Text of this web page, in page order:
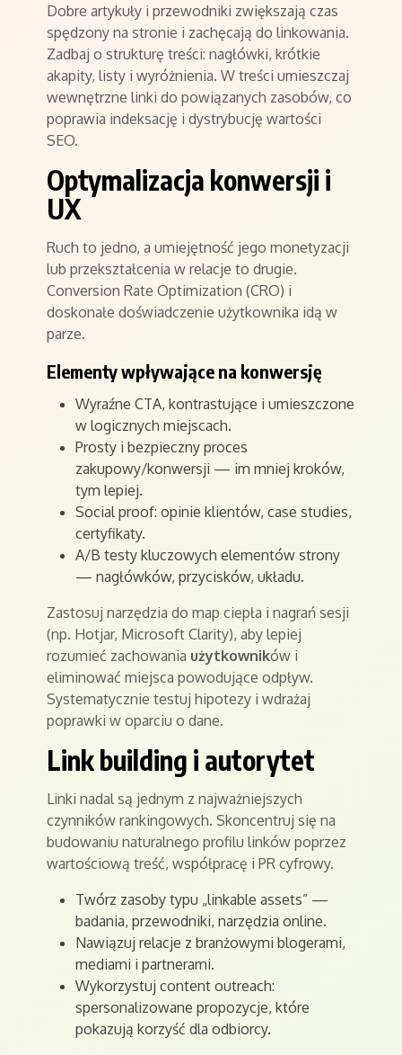
Dobre artykuły i przewodniki zwiększają czas
spędzony na stronie i zachęcają do linkowania.
Zadbaj o strukturę treści: nagłówki, krótkie
akapity, listy i wyróżnienia. W treści umieszczaj
wewnętrzne linki do powiązanych zasobów, co
poprawia indeksację i dystrybucję wartości
SEO.
Optymalizacja konwersji i
UX
Ruch to jedno, a umiejętność jego monetyzacji
lub przekształcenia w relacje to drugie.
Conversion Rate Optimization (CRO) i
doskonałe doświadczenie użytkownika idą w
parze.
Elementy wpływające na konwersję
Wyraźne CTA, kontrastujące i umieszczone
w logicznych miejscach.
Prosty i bezpieczny proces
zakupowy/konwersji — im mniej kroków,
tym lepiej.
Social proof: opinie klientów, case studies,
certyfikaty.
A/B testy kluczowych elementów strony
— nagłówków, przycisków, układu.
Zastosuj narzędzia do map ciepła i nagrań sesji
(np. Hotjar, Microsoft Clarity), aby lepiej
rozumieć zachowania użytkowników i
eliminować miejsca powodujące odpływ.
Systematycznie testuj hipotezy i wdrażaj
poprawki w oparciu o dane.
Link building i autorytet
Linki nadal są jednym z najważniejszych
czynników rankingowych. Skoncentruj się na
budowaniu naturalnego profilu linków poprzez
wartościową treść, współpracę i PR cyfrowy.
Twórz zasoby typu „linkable assets” —
badania, przewodniki, narzędzia online.
Nawiązuj relacje z branżowymi blogerami,
mediami i partnerami.
Wykorzystuj content outreach:
spersonalizowane propozycje, które
pokazują korzyść dla odbiorcy.